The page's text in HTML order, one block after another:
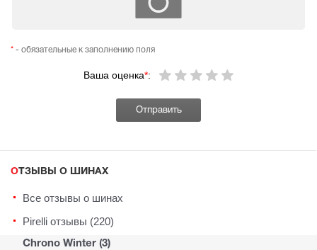
Ваша оценка*:
* - обязательные к заполнению поля
ОТЗЫВЫ О ШИНАХ
Все отзывы о шинах
Pirelli отзывы (220)
Chrono Winter (3)